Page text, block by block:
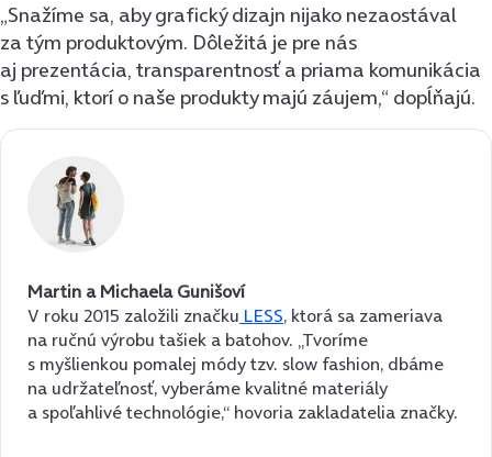
„Snažíme sa, aby grafický dizajn nijako nezaostával
za tým produktovým. Dôležitá je pre nás
aj prezentácia, transparentnosť a priama komunikácia
s ľuďmi, ktorí o naše produkty majú záujem,“ dopĺňajú.
Martin a Michaela Gunišoví
V roku 2015 založili značku LESS, ktorá sa zameriava
na ručnú výrobu tašiek a batohov. „Tvoríme
s myšlienkou pomalej módy tzv. slow fashion, dbáme
na udržateľnosť, vyberáme kvalitné materiály
a spoľahlivé technológie,“ hovoria zakladatelia značky.